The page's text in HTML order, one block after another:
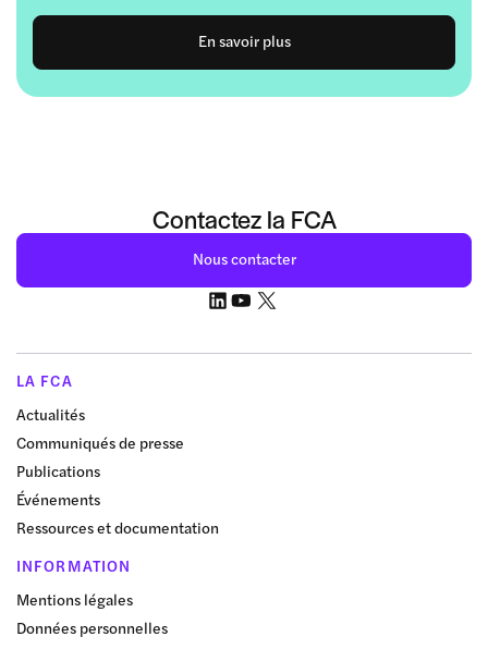
En savoir plus
Contactez la FCA
Nous contacter
LA FCA
Actualités
Communiqués de presse
Publications
Événements
Ressources et documentation
INFORMATION
Mentions légales
Données personnelles